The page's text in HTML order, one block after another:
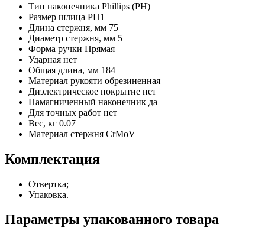
Тип наконечника Phillips (PH)
Размер шлица PH1
Длина стержня, мм 75
Диаметр стержня, мм 5
Форма ручки Прямая
Ударная нет
Общая длина, мм 184
Материал рукояти обрезиненная
Диэлектрическое покрытие нет
Намагниченный наконечник да
Для точных работ нет
Вес, кг 0.07
Материал стержня CrMoV
Комплектация
Отвертка;
Упаковка.
Параметры упакованного товара